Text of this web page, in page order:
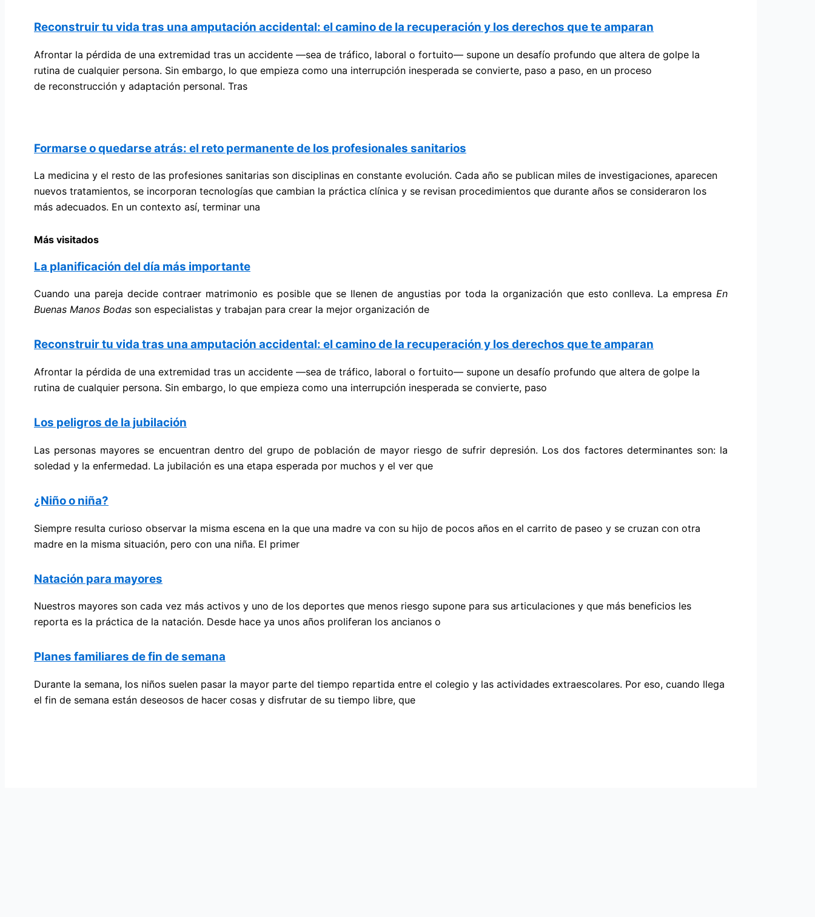
Reconstruir tu vida tras una amputación accidental: el camino de la recuperación y los derechos que te amparan
Afrontar la pérdida de una extremidad tras un accidente —sea de tráfico, laboral o fortuito— supone un desafío profundo que altera de golpe la
rutina de cualquier persona. Sin embargo, lo que empieza como una interrupción inesperada se convierte, paso a paso, en un proceso
de reconstrucción y adaptación personal. Tras
Formarse o quedarse atrás: el reto permanente de los profesionales sanitarios
La medicina y el resto de las profesiones sanitarias son disciplinas en constante evolución. Cada año se publican miles de investigaciones, aparecen
nuevos tratamientos, se incorporan tecnologías que cambian la práctica clínica y se revisan procedimientos que durante años se consideraron los
más adecuados. En un contexto así, terminar una
Más visitados
La planificación del día más importante
Cuando una pareja decide contraer matrimonio es posible que se llenen de angustias por toda la organización que esto conlleva. La empresa En
Buenas Manos Bodas son especialistas y trabajan para crear la mejor organización de
Reconstruir tu vida tras una amputación accidental: el camino de la recuperación y los derechos que te amparan
Afrontar la pérdida de una extremidad tras un accidente —sea de tráfico, laboral o fortuito— supone un desafío profundo que altera de golpe la
rutina de cualquier persona. Sin embargo, lo que empieza como una interrupción inesperada se convierte, paso
Los peligros de la jubilación
Las personas mayores se encuentran dentro del grupo de población de mayor riesgo de sufrir depresión. Los dos factores determinantes son: la
soledad y la enfermedad. La jubilación es una etapa esperada por muchos y el ver que
¿Niño o niña?
Siempre resulta curioso observar la misma escena en la que una madre va con su hijo de pocos años en el carrito de paseo y se cruzan con otra
madre en la misma situación, pero con una niña. El primer
Natación para mayores
Nuestros mayores son cada vez más activos y uno de los deportes que menos riesgo supone para sus articulaciones y que más beneficios les
reporta es la práctica de la natación. Desde hace ya unos años proliferan los ancianos o
Planes familiares de fin de semana
Durante la semana, los niños suelen pasar la mayor parte del tiempo repartida entre el colegio y las actividades extraescolares. Por eso, cuando llega
el fin de semana están deseosos de hacer cosas y disfrutar de su tiempo libre, que